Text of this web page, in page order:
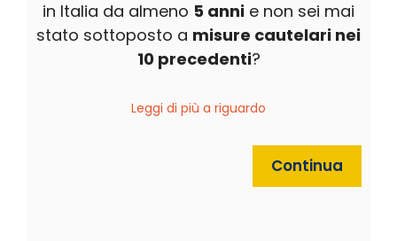
in Italia da almeno 5 anni e non sei mai
stato sottoposto a misure cautelari nei
10 precedenti?
Leggi di più a riguardo
Continua